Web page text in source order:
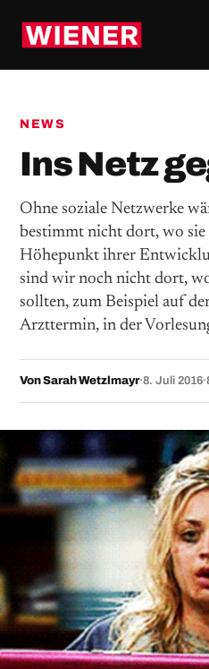
NEWS
Ins Netz
Ohne soziale Netzwerke
bestimmt nicht dort, wo sie
Höhepunkt ihrer
sind wir noch nicht dort,
sollten, zum Beispiel auf
Arzttermin, in der
Von Sarah Wetzlmayr·8. Juli 2016·